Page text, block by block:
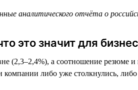
аналитического отчёта о
это значит для
(2,3–2,4%), а соотношение
либо уже столкнулись,